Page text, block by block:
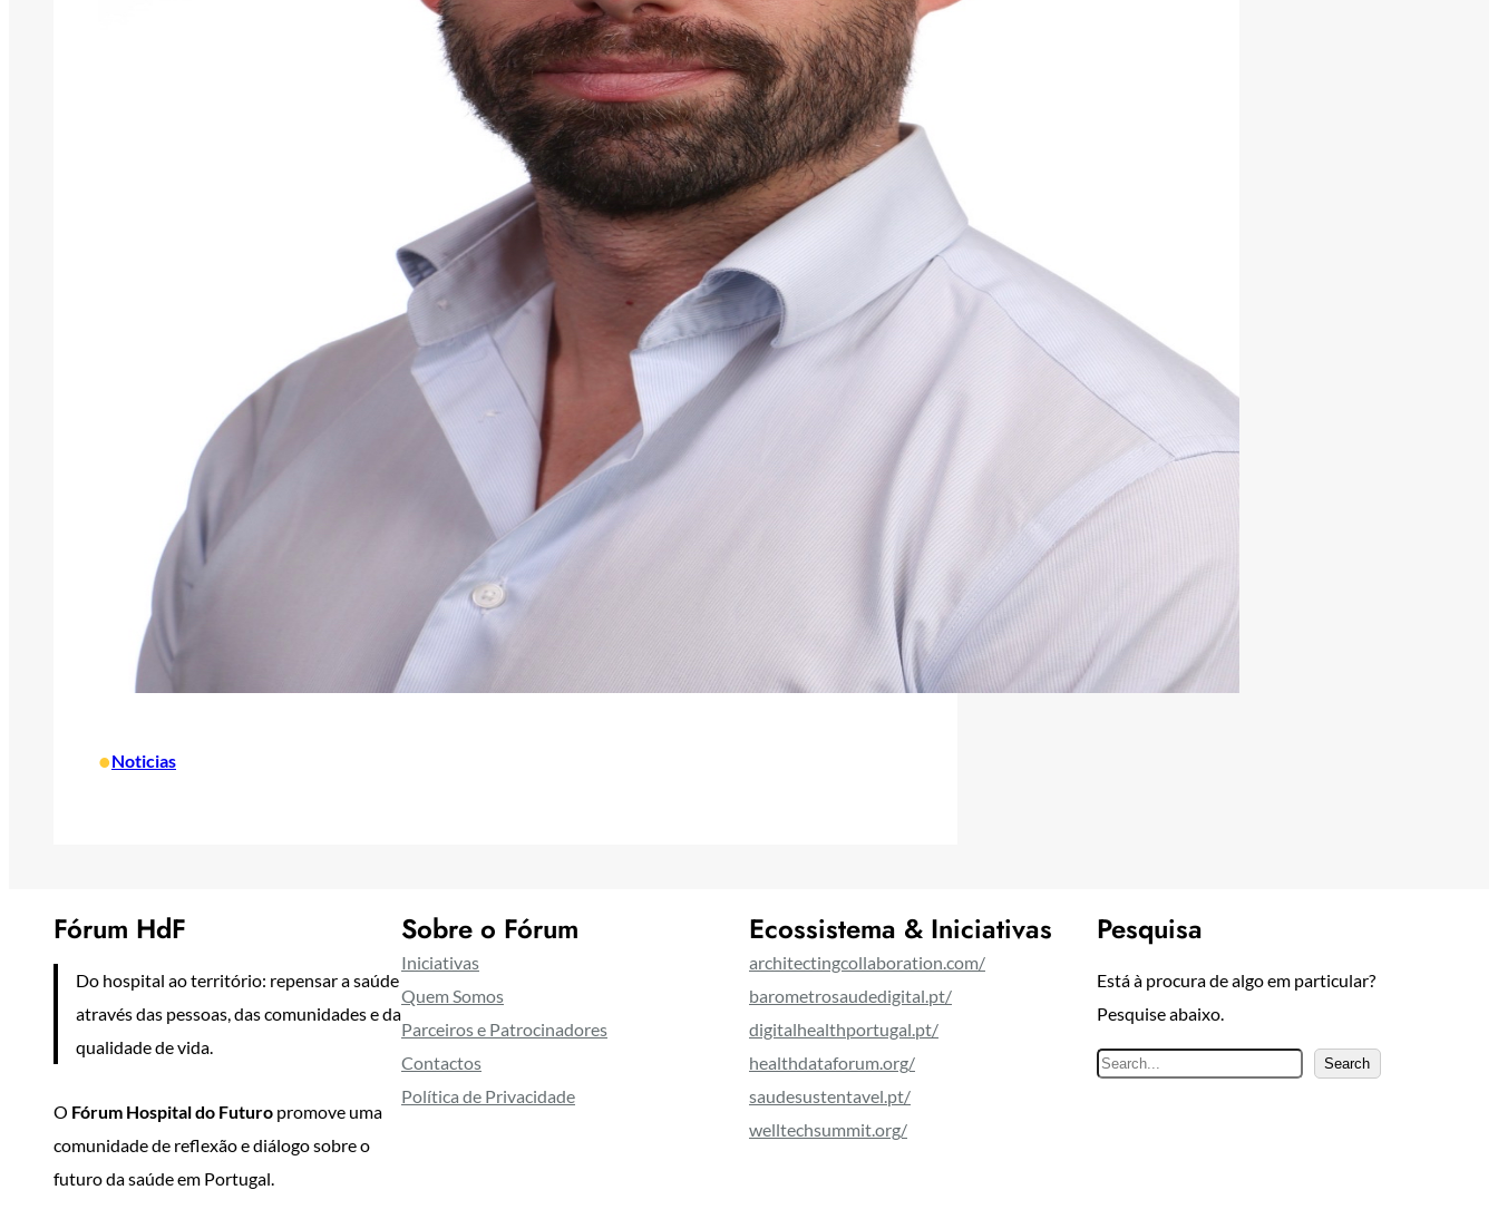
•Noticias
Fórum HdF
Do hospital ao território: repensar a saúde
através das pessoas, das comunidades e da
qualidade de vida.
O Fórum Hospital do Futuro promove uma
comunidade de reflexão e diálogo sobre o
futuro da saúde em Portugal.
Sobre o Fórum
Iniciativas
Quem Somos
Parceiros e Patrocinadores
Contactos
Política de Privacidade
Ecossistema & Iniciativas
architectingcollaboration.com/
barometrosaudedigital.pt/
digitalhealthportugal.pt/
healthdataforum.org/
saudesustentavel.pt/
welltechsummit.org/
Pesquisa
Está à procura de algo em particular?
Pesquise abaixo.
P
Search